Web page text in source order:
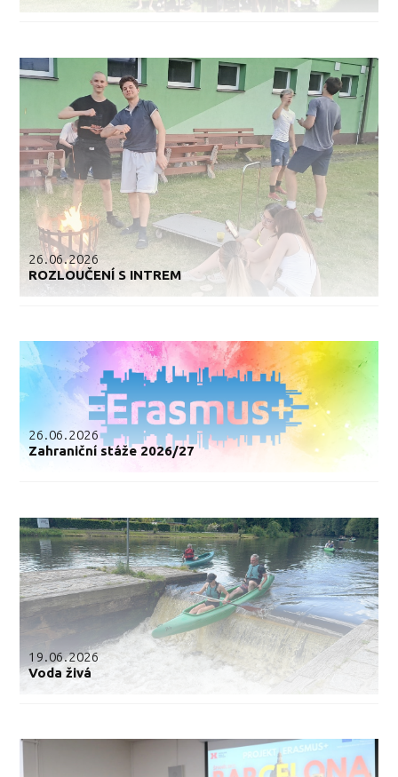
26.06.2026
ROZLOUČENÍ S INTREM
26.06.2026
Zahraniční stáže 2026/27
19.06.2026
Voda živá